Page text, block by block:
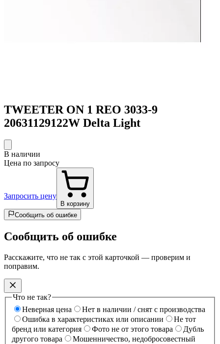
TWEETER ON 1 REO 3033-9
20631129122W Delta Light
В наличии
Цена по запросу
Запросить цену
В корзину
Сообщить об ошибке
Сообщить об ошибке
Расскажите, что не так с этой карточкой — проверим и
поправим.
Что не так?
Неверная цена
Нет в наличии / снят с производства
Ошибка в характеристиках или описании
Не тот
бренд или категория
Фото не от этого товара
Дубль
другого товара
Мошенничество, недобросовестный